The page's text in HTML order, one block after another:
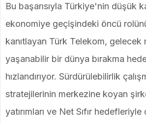
Bu başarısıyla Türkiye'nin düşük
ekonomiye geçişindeki öncü
kanıtlayan Türk Telekom, gelecek
yaşanabilir bir dünya bırakma
hızlandırıyor. Sürdürülebilirlik
stratejilerinin merkezine koyan
yatırımları ve Net Sıfır